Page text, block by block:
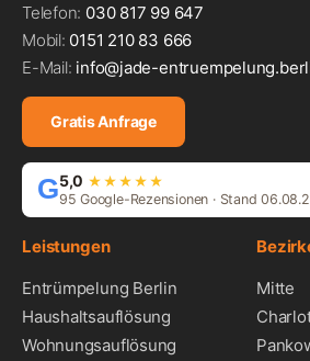
Telefon: 030 817 99 647
Mobil: 0151 210 83 666
E-Mail: info@jade-
Gratis Anfrage
G5,0 ★★★★★
95 Google-Rezensionen · Stand
Leistungen
Entrümpelung Berlin
Haushaltsauflösung
Wohnungsauflösung
Mitte